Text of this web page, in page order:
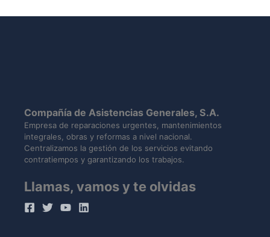
Compañía de Asistencias Generales, S.A.
Empresa de reparaciones urgentes, mantenimientos
integrales, obras y reformas a nivel nacional.
Centralizamos la gestión de los servicios evitando
contratiempos y garantizando los trabajos.
Llamas, vamos y te olvidas